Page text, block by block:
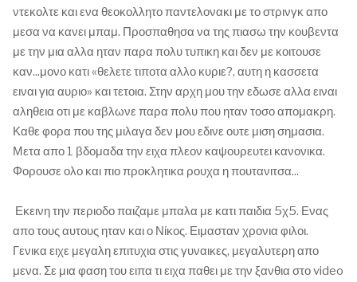
ντεκολτε και ενα θεοκολλητο παντελονακι με το στρινγκ απο
μεσα να κανει μπαμ. Προσπαθησα να της πιασω την κουβεντα
με την μια αλλα ηταν παρα πολυ τυπικη και δεν με κοιτουσε
καν...μονο κατι «θελετε τιποτα αλλο κυριε?, αυτη η κασσετα
ειναι για αυριο» και τετοια. Στην αρχη μου την εδωσε αλλα ειναι
αληθεια οτι με καβλωνε παρα πολυ που ηταν τοσο απομακρη.
Καθε φορα που της μιλαγα δεν μου εδινε ουτε μιση σημασια.
Μετα απο 1 βδομαδα την ειχα πλεον καψουρευτει κανονικα.
Φορουσε ολο και πιο προκλητικα ρουχα η πουτανιτσα...
Εκεινη την περιοδο παιζαμε μπαλα με κατι παιδια 5χ5. Ενας
απο τους αυτους ηταν και ο Νίκος. Ειμασταν χρονια φιλοι.
Γενικα ειχε μεγαλη επιτυχια στις γυναικες, μεγαλυτερη απο
μενα. Σε μια φαση του ειπα τι ειχα παθει με την ξανθια στο video